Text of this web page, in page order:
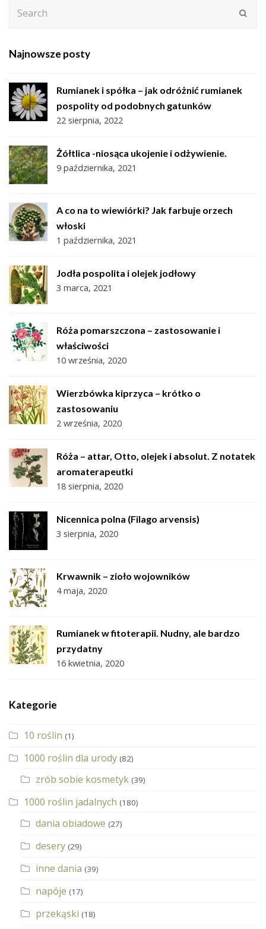
Najnowsze posty
Rumianek i spółka – jak odróżnić rumianek
pospolity od podobnych gatunków
22 sierpnia, 2022
Żółtlica -niosąca ukojenie i odżywienie.
9 października, 2021
A co na to wiewiórki? Jak farbuje orzech
włoski
1 października, 2021
Jodła pospolita i olejek jodłowy
3 marca, 2021
Róża pomarszczona – zastosowanie i
właściwości
10 września, 2020
Wierzbówka kiprzyca – krótko o
zastosowaniu
2 września, 2020
Róża – attar, Otto, olejek i absolut. Z notatek
aromaterapeutki
18 sierpnia, 2020
Nicennica polna (Filago arvensis)
3 sierpnia, 2020
Krwawnik – zioło wojowników
4 maja, 2020
Rumianek w fitoterapii. Nudny, ale bardzo
przydatny
16 kwietnia, 2020
Kategorie
10 roślin (1)
1000 roślin dla urody (82)
zrób sobie kosmetyk (39)
1000 roślin jadalnych (180)
dania obiadowe (27)
desery (29)
inne dania (39)
napóje (17)
przekąski (18)